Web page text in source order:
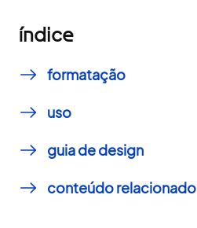
índice
formatação
uso
guia de design
conteúdo relacionado